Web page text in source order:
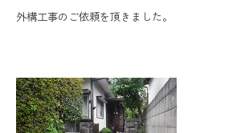
外構工事のご依頼を頂きました。